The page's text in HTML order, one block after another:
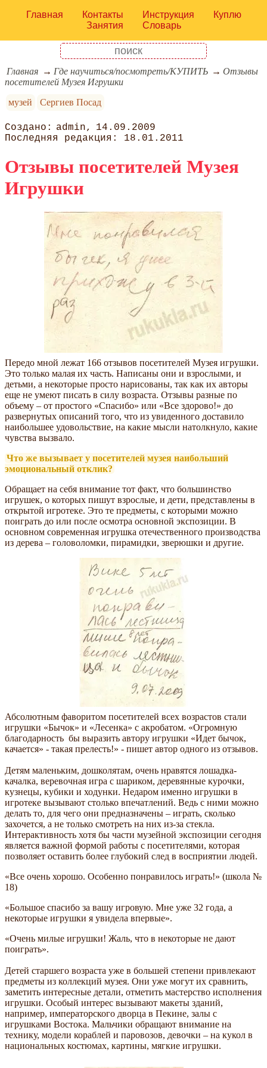
Главная Контакты Инструкция
Куплю
Занятия
Словарь
Главная Где научиться/посмотреть/КУПИТЬ
Отзывы
посетителей Музея Игрушки
музей
Сергиев Посад
admin
14.09.2009
18.01.2011
Отзывы посетителей Музея
Игрушки
Передо мной лежат 166 отзывов посетителей Музея игрушки.
Это только малая их часть. Написаны они и взрослыми, и
детьми, а некоторые просто нарисованы, так как их авторы
еще не умеют писать в силу возраста. Отзывы разные по
объему – от простого «Спасибо» или «Все здорово!» до
развернутых описаний того, что из увиденного доставило
наибольшее удовольствие, на какие мысли натолкнуло, какие
чувства вызвало.
Что же вызывает у посетителей музея наибольший
эмоциональный отклик?
Обращает на себя внимание тот факт, что большинство
игрушек, о которых пишут взрослые, и дети, представлены в
открытой игротеке. Это те предметы, с которыми можно
поиграть до или после осмотра основной экспозиции. В
основном современная игрушка отечественного производства
из дерева – головоломки, пирамидки, зверюшки и другие.
Абсолютным фаворитом посетителей всех возрастов стали
игрушки «Бычок» и «Лесенка» с акробатом. «Огромную
благодарность бы выразить автору игрушки «Идет бычок,
качается» - такая прелесть!» - пишет автор одного из отзывов.
Детям маленьким, дошколятам, очень нравятся лошадка-
качалка, веревочная игра с шариком, деревянные курочки,
кузнецы, кубики и ходунки. Недаром именно игрушки в
игротеке вызывают столько впечатлений. Ведь с ними можно
делать то, для чего они предназначены – играть, сколько
захочется, а не только смотреть на них из-за стекла.
Интерактивность хотя бы части музейной экспозиции сегодня
является важной формой работы с посетителями, которая
позволяет оставить более глубокий след в восприятии людей.
«Все очень хорошо. Особенно понравилось играть!» (школа №
18)
«Большое спасибо за вашу игровую. Мне уже 32 года, а
некоторые игрушки я увидела впервые».
«Очень милые игрушки! Жаль, что в некоторые не дают
поиграть».
Детей старшего возраста уже в большей степени привлекают
предметы из коллекций музея. Они уже могут их сравнить,
заметить интересные детали, отметить мастерство исполнения
игрушки. Особый интерес вызывают макеты зданий,
например, императорского дворца в Пекине, залы с
игрушками Востока. Мальчики обращают внимание на
технику, модели кораблей и паровозов, девочки – на кукол в
национальных костюмах, картины, мягкие игрушки.